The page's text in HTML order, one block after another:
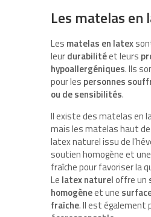
Les matelas en
Les matelas en latex
leurdurabilitéet leurs
hypoallergéniques. Ils
pour les personnes
ou de sensibilités.
Il existe des matelas en
mais les matelas haut
latex naturel issu de
soutien homogène et
fraîche pour favoriser la
Le latex natureloffre un
homogèneet une
fraîche. Il est également